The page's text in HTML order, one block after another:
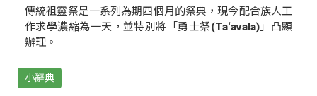
傳統祖靈祭是一系列為期四個月的祭典，現今配合族人工
作求學濃縮為一天，並特別將「勇士祭(Ta‘avala)」凸顯
辦理。
小辭典